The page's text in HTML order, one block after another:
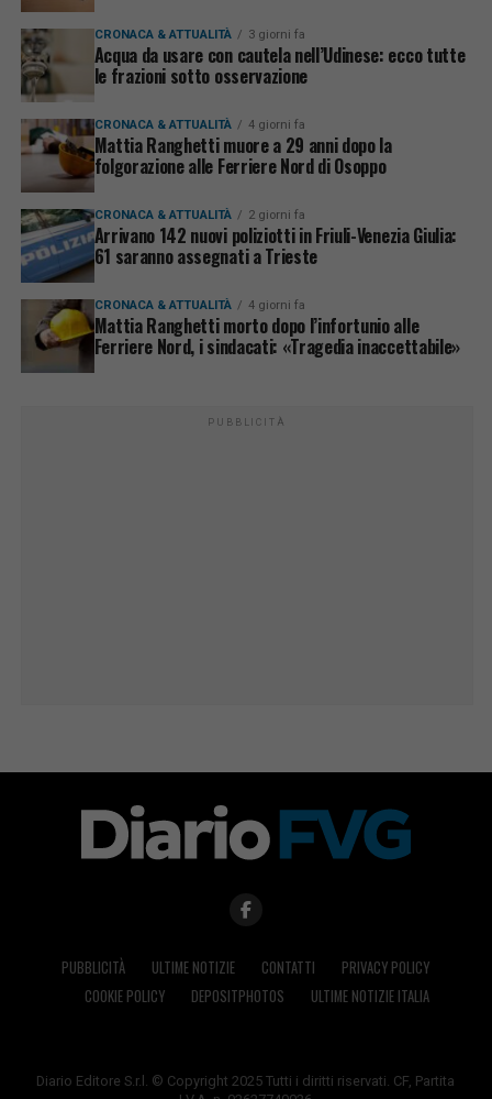
CRONACA & ATTUALITÀ 3 giorni fa
Acqua da usare con cautela nell’Udinese: ecco tutte
le frazioni sotto osservazione
CRONACA & ATTUALITÀ 4 giorni fa
Mattia Ranghetti muore a 29 anni dopo la
folgorazione alle Ferriere Nord di Osoppo
CRONACA & ATTUALITÀ 2 giorni fa
Arrivano 142 nuovi poliziotti in Friuli-Venezia Giulia:
61 saranno assegnati a Trieste
CRONACA & ATTUALITÀ 4 giorni fa
Mattia Ranghetti morto dopo l’infortunio alle
Ferriere Nord, i sindacati: «Tragedia inaccettabile»
PUBBLICITÀ
PUBBLICITÀ ULTIME NOTIZIE CONTATTI
PRIVACY POLICY
COOKIE POLICY
DEPOSITPHOTOS ULTIME NOTIZIE ITALIA
Diario Editore S.r.l. © Copyright 2025 Tutti i diritti riservati. CF, Partita